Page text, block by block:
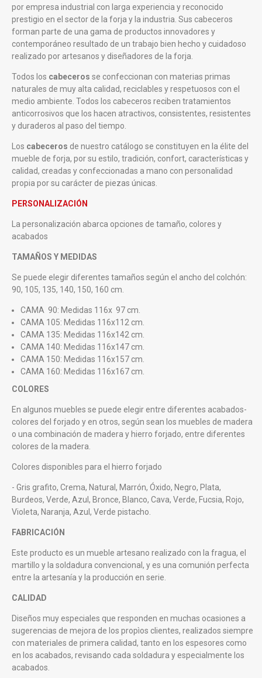
por empresa industrial con larga experiencia y reconocido
prestigio en el sector de la forja y la industria. Sus cabeceros
forman parte de una gama de productos innovadores y
contemporáneo resultado de un trabajo bien hecho y cuidadoso
realizado por artesanos y diseñadores de la forja.
Todos los cabeceros se confeccionan con materias primas
naturales de muy alta calidad, reciclables y respetuosos con el
medio ambiente. Todos los cabeceros reciben tratamientos
anticorrosivos que los hacen atractivos, consistentes, resistentes
y duraderos al paso del tiempo.
Los cabeceros de nuestro catálogo se constituyen en la élite del
mueble de forja, por su estilo, tradición, confort, características y
calidad, creadas y confeccionadas a mano con personalidad
propia por su carácter de piezas únicas.
PERSONALIZACIÓN
La personalización abarca opciones de tamaño, colores y
acabados
TAMAÑOS Y MEDIDAS
Se puede elegir diferentes tamaños según el ancho del colchón:
90, 105, 135, 140, 150, 160 cm.
CAMA 90: Medidas 116x 97 cm.
CAMA 105: Medidas 116x112 cm.
CAMA 135: Medidas 116x142 cm.
CAMA 140: Medidas 116x147 cm.
CAMA 150: Medidas 116x157 cm.
CAMA 160: Medidas 116x167 cm.
COLORES
En algunos muebles se puede elegir entre diferentes acabados-
colores del forjado y en otros, según sean los muebles de madera
o una combinación de madera y hierro forjado, entre diferentes
colores de la madera.
Colores disponibles para el hierro forjado
- Gris grafito, Crema, Natural, Marrón, Óxido, Negro, Plata,
Burdeos, Verde, Azul, Bronce, Blanco, Cava, Verde, Fucsia, Rojo,
Violeta, Naranja, Azul, Verde pistacho.
FABRICACIÓN
Este producto es un mueble artesano realizado con la fragua, el
martillo y la soldadura convencional, y es una comunión perfecta
entre la artesanía y la producción en serie.
CALIDAD
Diseños muy especiales que responden en muchas ocasiones a
sugerencias de mejora de los propìos clientes, realizados siempre
con materiales de primera calidad, tanto en los espesores como
en los acabados, revisando cada soldadura y especialmente los
acabados.